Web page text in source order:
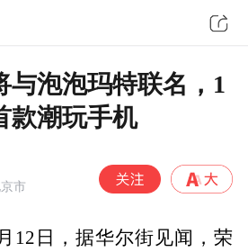
与泡泡玛特联名，1
款潮玩手机
市
12日，据华尔街见闻，荣